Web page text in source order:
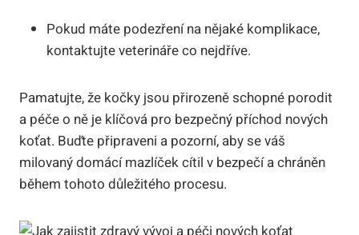
Pokud máte podezření na nějaké komplikace,
kontaktujte veterináře co nejdříve.
Pamatujte, že kočky jsou přirozeně schopné porodit
a péče o ně je klíčová pro bezpečný příchod nových
koťat. Buďte připraveni a pozorní, aby se váš
milovaný domácí mazlíček cítil v bezpečí a chráněn
během tohoto důležitého procesu.